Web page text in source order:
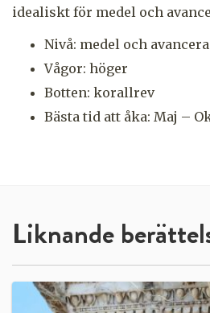
idealiskt för medel och
Nivå: medel och
Vågor: höger
Botten: korallrev
Bästa tid att åka: Maj –
Liknande